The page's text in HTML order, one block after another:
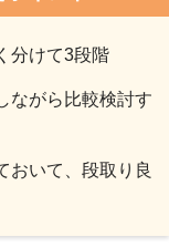
分けて3段階
ながら比較検討す
おいて、段取り良